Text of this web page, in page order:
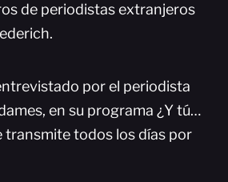
de periodistas extranjeros
por el periodista
en su programa ¿Y tú…
transmite todos los días por